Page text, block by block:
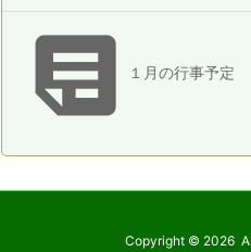
 １月の行事予定
Copyright © 2026